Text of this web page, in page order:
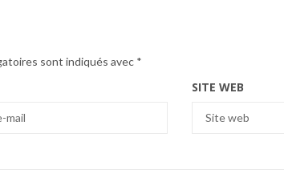
sont indiqués avec *
SITE WEB